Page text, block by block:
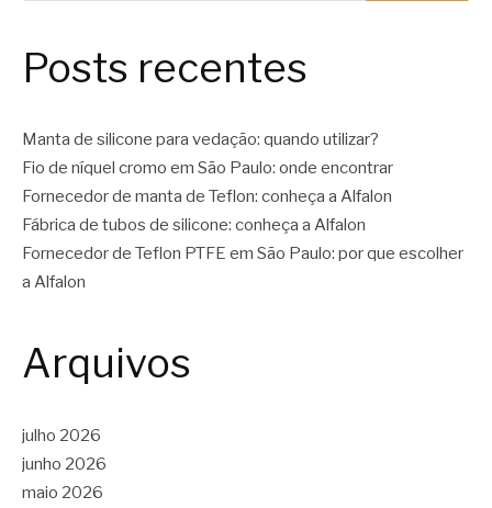
Posts recentes
Manta de silicone para vedação: quando utilizar?
Fio de níquel cromo em São Paulo: onde encontrar
Fornecedor de manta de Teflon: conheça a Alfalon
Fábrica de tubos de silicone: conheça a Alfalon
Fornecedor de Teflon PTFE em São Paulo: por que escolher
a Alfalon
Arquivos
julho 2026
junho 2026
maio 2026